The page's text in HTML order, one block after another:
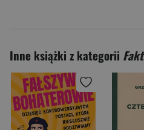
Inne książki z kategorii Fakt